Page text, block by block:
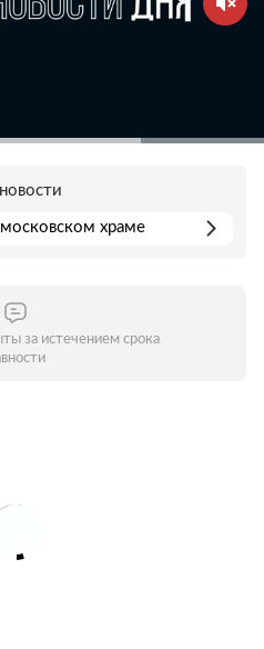
московском храме
за истечением срока